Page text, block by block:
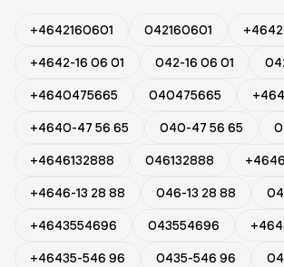
+4642160601 042160601
+4642
+4642-16 06 01
042-16 06 01
+4640475665
040475665
+4640-47 56 65
040-47 56 65
+4646132888
046132888
+4646-13 28 88
046-13 28 88
+4643554696
043554696
+46435-546 96
0435-546 96